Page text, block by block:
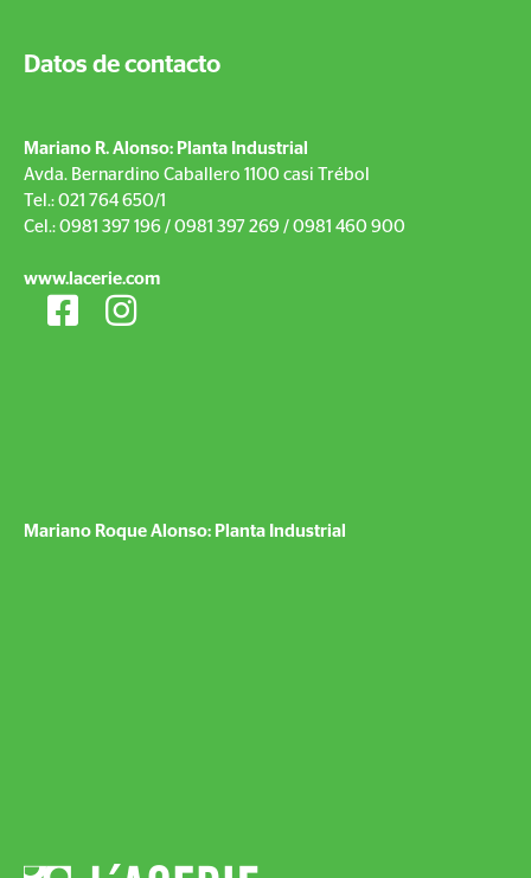
Datos de contacto
Mariano R. Alonso: Planta Industrial
Avda. Bernardino Caballero 1100 casi Trébol
Tel.: 021 764 650/1
Cel.: 0981 397 196 / 0981 397 269 / 0981 460 900
www.lacerie.com
Mariano Roque Alonso: Planta Industrial